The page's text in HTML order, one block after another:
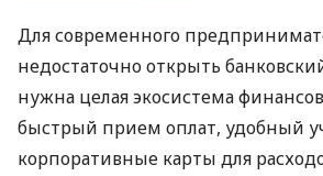
Для современного
недостаточно открыть
нужна целая экосистема
быстрый прием оплат, удобный
корпоративные карты для